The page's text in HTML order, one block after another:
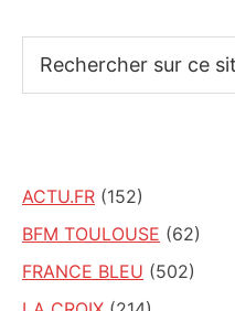
sur
ACTU.FR (152)
BFM TOULOUSE (62)
FRANCE BLEU (502)